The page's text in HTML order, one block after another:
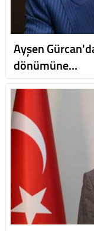
Ayşen
dönümüne…